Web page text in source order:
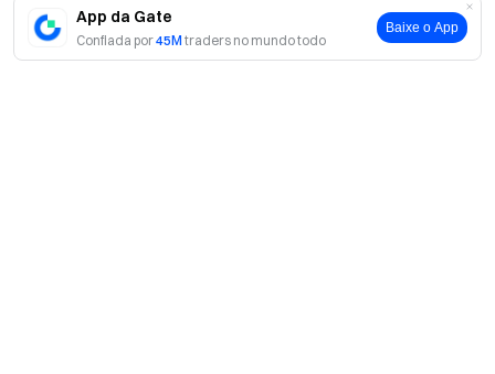
App da Gate
Confiada por45M traders no mundo todo
Baixe o App